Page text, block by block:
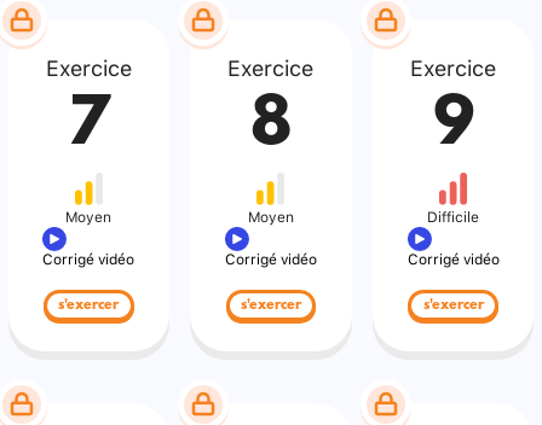
Exercice
7
Moyen
Corrigé vidéo
s'exercer
Exercice
8
Moyen
Corrigé vidéo
s'exercer
Exercice
9
Difficile
Corrigé vidéo
s'exercer